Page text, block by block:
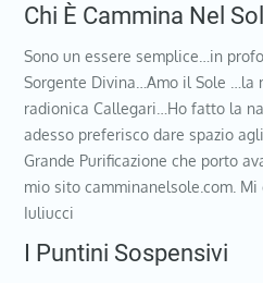
Chi È Cammina Nel
Sono un essere semplice…in
Sorgente Divina…Amo il Sole …la
radionica Callegari…Ho fatto la
adesso preferisco dare spazio
Grande Purificazione che porto
mio sito camminanelsole.com.
Iuliucci
I Puntini Sospensivi